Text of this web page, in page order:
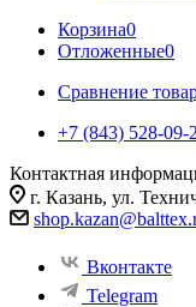
Корзина0
Отложенные0
Сравнение
+7 (843) 528-09-
Контактная
г. Казань, ул.
Вконтакте
Telegram